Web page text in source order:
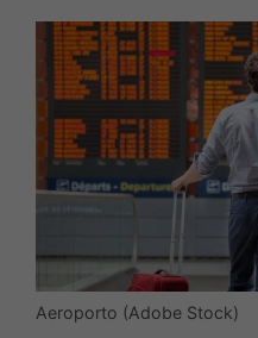
Aeroporto (Adobe Stock)